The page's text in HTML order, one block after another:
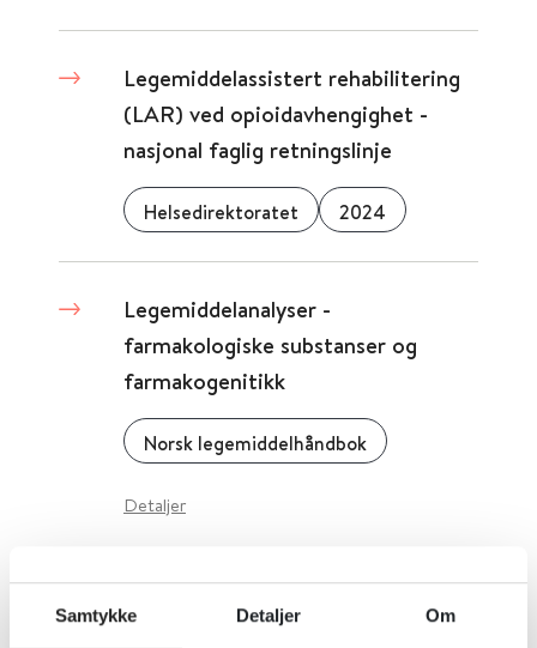
Samtykke Detaljer Om
Legemiddelassistert rehabilitering
(LAR) ved opioidavhengighet -
nasjonal faglig retningslinje
Helsedirektoratet 2024
Legemiddelanalyser -
farmakologiske substanser og
farmakogenitikk
Norsk legemiddelhåndbok
Detaljer
blodsykdommer